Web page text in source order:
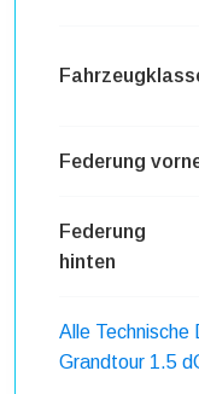
Federung
Federung
hinten
Alle Technische
Grandtour 1.5